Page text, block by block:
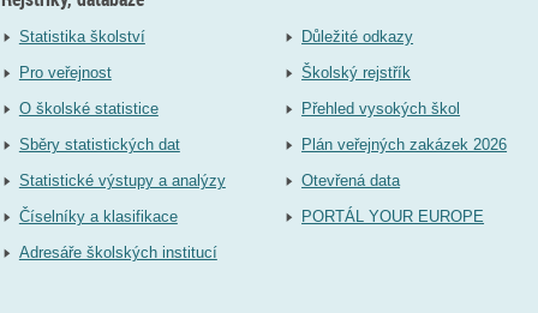
Statistika školství
Pro veřejnost
O školské statistice
Sběry statistických dat
Statistické výstupy a analýzy
Číselníky a klasifikace
Adresáře školských institucí
Důležité odkazy
Školský rejstřík
Přehled vysokých škol
Plán veřejných zakázek 2026
Otevřená data
PORTÁL YOUR EUROPE